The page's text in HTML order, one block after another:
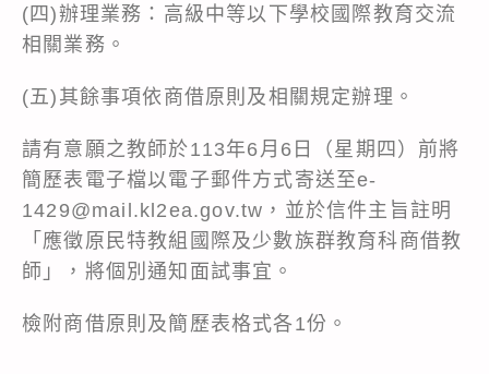
(四)辦理業務：高級中等以下學校國際教育交流
相關業務。
(五)其餘事項依商借原則及相關規定辦理。
請有意願之教師於113年6月6日（星期四）前將
簡歷表電子檔以電子郵件方式寄送至e-
1429@mail.kl2ea.gov.tw，並於信件主旨註明
「應徵原民特教組國際及少數族群教育科商借教
師」，將個別通知面試事宜。
檢附商借原則及簡歷表格式各1份。